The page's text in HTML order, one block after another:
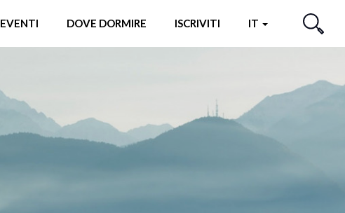
EVENTI DOVE DORMIRE ISCRIVITI IT
CERCA